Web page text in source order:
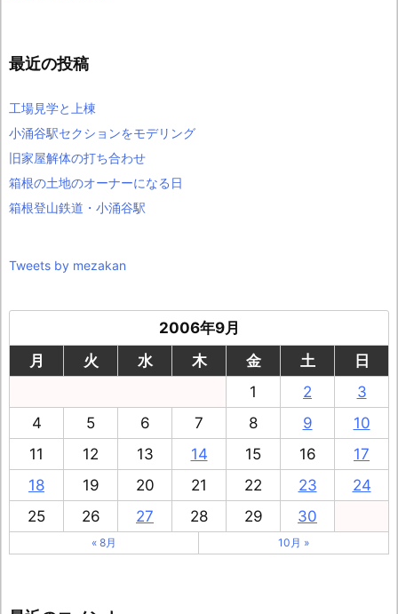
最近の投稿
工場見学と上棟
小涌谷駅セクションをモデリング
旧家屋解体の打ち合わせ
箱根の土地のオーナーになる日
箱根登山鉄道・小涌谷駅
Tweets by mezakan
2006年9月
月
火 水 木 金 土
日
1
2
3
4
5 6 7 8 9
10
11
12 13 14 15 16
17
18
19 20 21 22 23
24
25
26 27 28 29 30
« 8月 10月 »